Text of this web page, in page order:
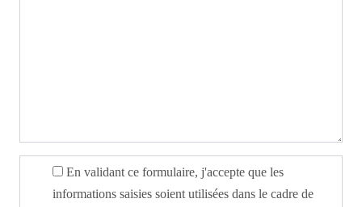
En validant ce formulaire, j'accepte que les
informations saisies soient utilisées dans le cadre de